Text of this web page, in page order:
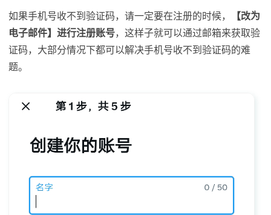
如果手机号收不到验证码，请一定要在注册的时候，
【改为
电子邮件】进行注册账号，这样子就可以通过邮箱来获取验
证码，大部分情况下都可以解决手机号收不到验证码的难
题。